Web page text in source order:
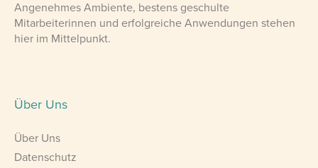
Angenehmes Ambiente, bestens geschulte
Mitarbeiterinnen und erfolgreiche Anwendungen stehen
hier im Mittelpunkt.
Über Uns
Über Uns
Datenschutz